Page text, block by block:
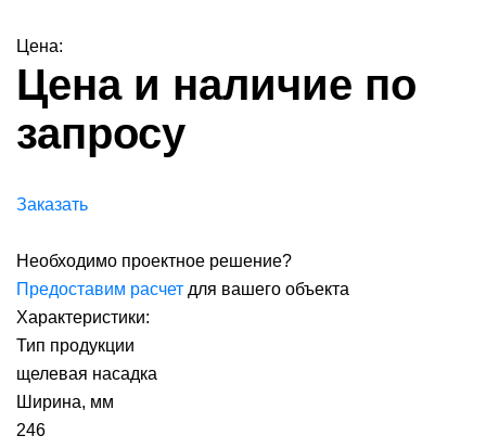
Цена:
Цена и наличие по
запросу
Заказать
Необходимо проектное решение?
Предоставим расчет для вашего объекта
Характеристики:
Тип продукции
щелевая насадка
Ширина, мм
246